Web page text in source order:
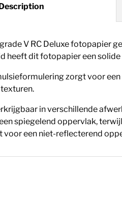
V RC Deluxe fotopapier
heeft dit fotopapier een
zorgt voor
in verschillende
spiegelend oppervlak,
voor een niet-reflecterend